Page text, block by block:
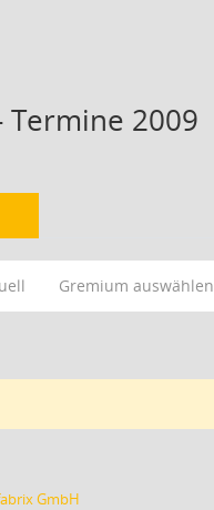
Termine 2009
Gremium auswählen
GmbH